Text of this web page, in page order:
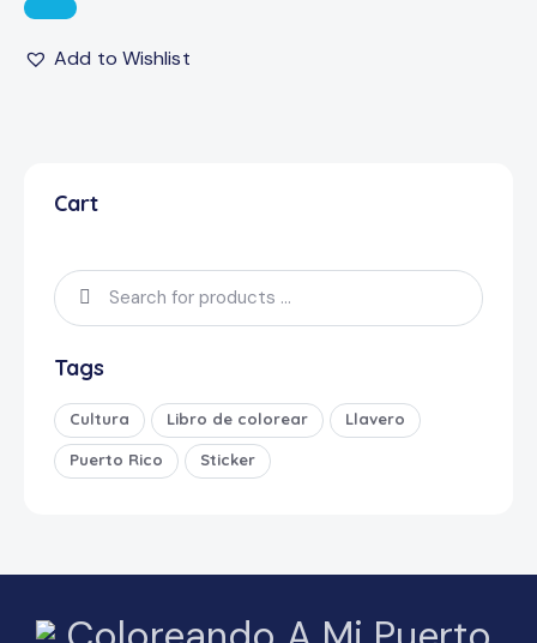
Add to Wishlist
Cart
Tags
Cultura Libro de colorear Llavero
Puerto Rico Sticker